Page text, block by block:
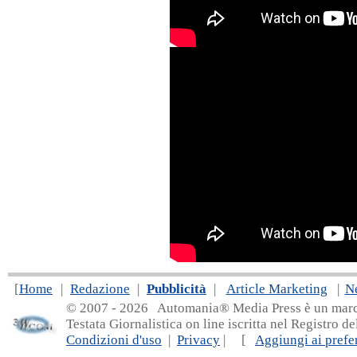
[Home | Redazione | Pubblicità | Article Marketing |
© 2007 - 2026 Automania® Media Press è un
Testata Giornalistica on line iscritta nel Registro
Condizioni d'uso | Privacy | [ Aggiungi ai